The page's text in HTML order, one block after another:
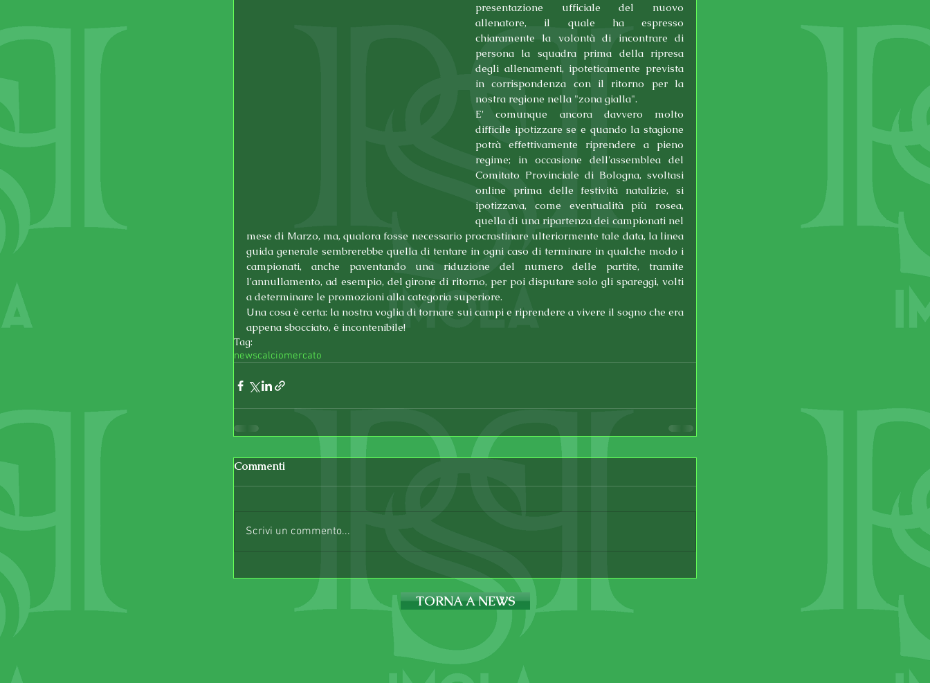
presentazione ufficiale del nuovo
allenatore, il quale ha espresso
chiaramente la volontà di incontrare di
persona la squadra prima della ripresa
degli allenamenti, ipoteticamente prevista
in corrispondenza con il ritorno per la
nostra regione nella "zona gialla".
E' comunque ancora davvero molto
difficile ipotizzare se e quando la stagione
potrà effettivamente riprendere a pieno
regime; in occasione dell'assemblea del
Comitato Provinciale di Bologna, svoltasi
online prima delle festività natalizie, si
ipotizzava, come eventualità più rosea,
quella di una ripartenza dei campionati nel
mese di Marzo, ma, qualora fosse necessario procrastinare ulteriormente tale data, la linea
guida generale sembrerebbe quella di tentare in ogni caso di terminare in qualche modo i
campionati, anche paventando una riduzione del numero delle partite, tramite
l'annullamento, ad esempio, del girone di ritorno, per poi disputare solo gli spareggi, volti
a determinare le promozioni alla categoria superiore.
Una cosa è certa: la nostra voglia di tornare sui campi e riprendere a vivere il sogno che era
appena sbocciato, è incontenibile!
Tag:
newscalciomercato
Commenti
Scrivi un commento...
TORNA A NEWS